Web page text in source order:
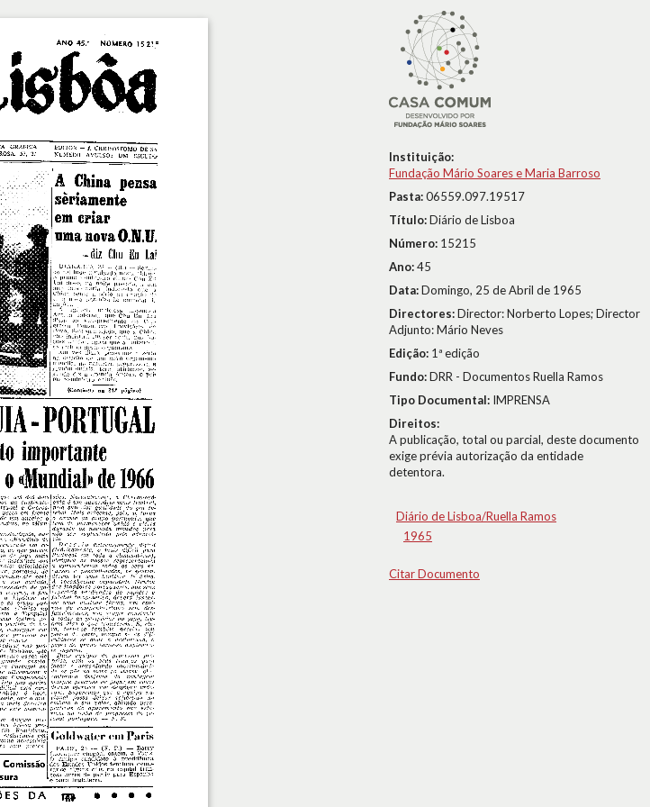
Instituição:
Fundação Mário Soares e Maria Barroso
Pasta:06559.097.19517
Título:Diário de Lisboa
Número: 15215
Ano:45
Data:Domingo, 25 de Abril de 1965
Directores:Director: Norberto Lopes; Director
Adjunto: Mário Neves
Edição: 1ª edição
Fundo:DRR - Documentos Ruella Ramos
Tipo Documental: IMPRENSA
Direitos:
A publicação, total ou parcial, deste documento
exige prévia autorização da entidade
detentora.
Diário de Lisboa/Ruella Ramos
1965
Citar Documento